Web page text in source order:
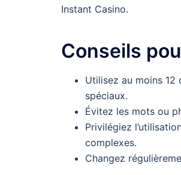
Instant Casino.
Conseils
Utilisez au moins
spéciaux.
Évitez les mots ou
Privilégiez
complexes.
Changez